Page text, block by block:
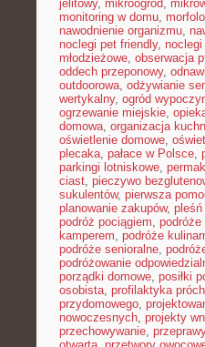
jelitowy, mikroogród,
monitoring w domu,
nawodnienie organizmu,
noclegi pet friendly,
młodzieżowe, obserwacja
oddech przeponowy,
outdoorowa, odżywianie
wertykalny, ogród
ogrzewanie miejskie,
domowa, organizacja
oświetlenie domowe,
plecaka, pałace w Polsce,
parkingi lotniskowe,
ciast, pieczywo
sukulentów, pierwsza
planowanie zakupów,
podróż pociągiem,
kamperem, podróże
podróże senioralne,
podróżowanie
porządki domowe, posiłki
osobista, profilaktyka
przydomowego,
nowoczesnych, projekty
przechowywanie,